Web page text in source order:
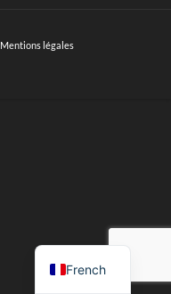
Mentions légales
French